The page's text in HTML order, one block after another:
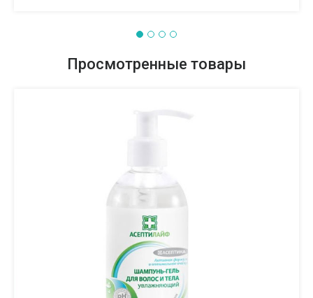
Просмотренные товары